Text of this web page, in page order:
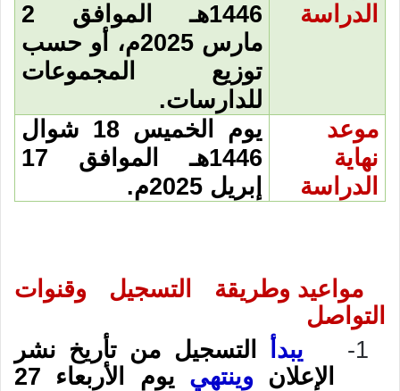
الدراسة
1446هـ الموافق 2
مارس 2025م، أو حسب
توزيع المجموعات
للدارسات.
موعد
نهاية
الدراسة
يوم الخميس 18 شوال
1446هـ الموافق 17
إبريل 2025م.
مواعيد وطريقة التسجيل وقنوات
التواصل
1-
يبدأ
التسجيل من تأريخ نشر
الإعلان
وينتهي
يوم الأربعاء 27